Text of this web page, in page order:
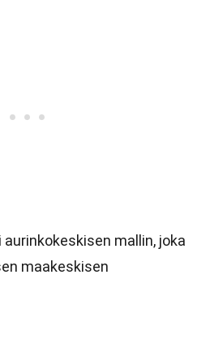
mallin, joka
maakeskisen